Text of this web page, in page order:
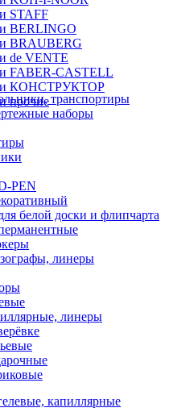
STAFF
BERLINGO
BRAUBERG
de VENTE
FABER-CASTELL
КОНСТРУКТОР
прочиетранспортиры
наборы
PEN
белой доски и флипчарта
линеры
линеры
капиллярные